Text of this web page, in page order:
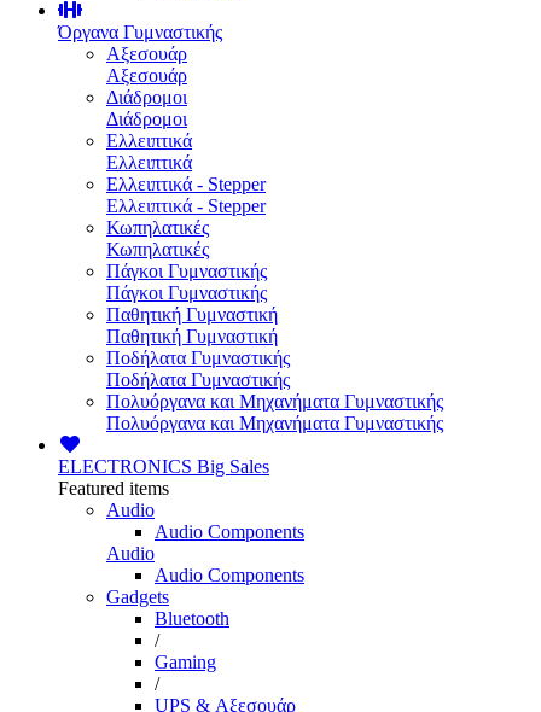
Όργανα Γυμναστικής
Αξεσουάρ
Αξεσουάρ
Διάδρομοι
Διάδρομοι
Ελλειπτικά
Ελλειπτικά
Ελλειπτικά - Stepper
Ελλειπτικά - Stepper
Κωπηλατικές
Κωπηλατικές
Πάγκοι Γυμναστικής
Πάγκοι Γυμναστικής
Παθητική Γυμναστική
Παθητική Γυμναστική
Ποδήλατα Γυμναστικής
Ποδήλατα Γυμναστικής
Πολυόργανα και Μηχανήματα Γυμναστικής
Πολυόργανα και Μηχανήματα Γυμναστικής
ELECTRONICS Big Sales
Featured items
Audio
Audio Components
Audio
Audio Components
Gadgets
Bluetooth
/
Gaming
/
UPS & Αξεσουάρ